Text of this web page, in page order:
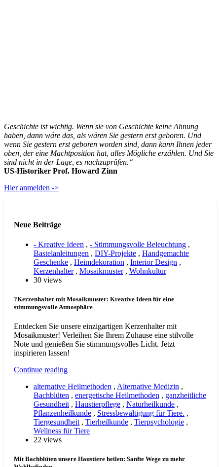
Geschichte ist wichtig. Wenn sie von Geschichte keine Ahnung
haben, dann wäre das, als wären Sie gestern erst geboren. Und
wenn Sie gestern erst geboren worden sind, dann kann Ihnen jeder
oben, der eine Machtposition hat, alles Mögliche erzählen. Und Sie
sind nicht in der Lage, es nachzuprüfen.“
US-Historiker Prof. Howard Zinn
Hier anmelden ->
Neue Beiträge
- Kreative Ideen , - Stimmungsvolle Beleuchtung ,
Bastelanleitungen , DIY-Projekte , Handgemachte
Geschenke , Heimdekoration , Interior Design ,
Kerzenhalter, Mosaikmuster, Wohnkultur
30 views
?Kerzenhalter mit Mosaikmuster: Kreative Ideen für eine
stimmungsvolle Atmosphäre
Entdecken Sie unsere einzigartigen Kerzenhalter mit
Mosaikmuster! Verleihen Sie Ihrem Zuhause eine stilvolle
Note und genießen Sie stimmungsvolles Licht. Jetzt
inspirieren lassen!
Continue reading
alternative Heilmethoden , Alternative Medizin ,
Bachblüten , energetische Heilmethoden , ganzheitliche
Gesundheit , Haustierpflege , Naturheilkunde ,
Pflanzenheilkunde , Stressbewältigung für Tiere. ,
Tiergesundheit , Tierheilkunde , Tierpsychologie ,
Wellness für Tiere
22 views
Mit Bachblüten unsere Haustiere heilen: Sanfte Wege zu mehr